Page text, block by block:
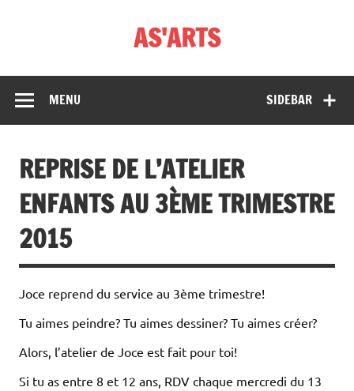
AS'ARTS
SIDEBAR
MENU
REPRISE DE L’ATELIER
ENFANTS AU 3ÈME TRIMESTRE
2015
Joce reprend du service au 3ème trimestre!
Tu aimes peindre? Tu aimes dessiner? Tu aimes créer?
Alors, l’atelier de Joce est fait pour toi!
Si tu as entre 8 et 12 ans, RDV chaque mercredi du 13